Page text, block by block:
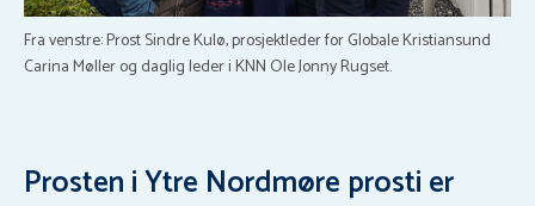
Fra venstre: Prost Sindre Kulø, prosjektleder for Globale Kristiansund
Carina Møller og daglig leder i KNN Ole Jonny Rugset.
Prosten i Ytre Nordmøre prosti er